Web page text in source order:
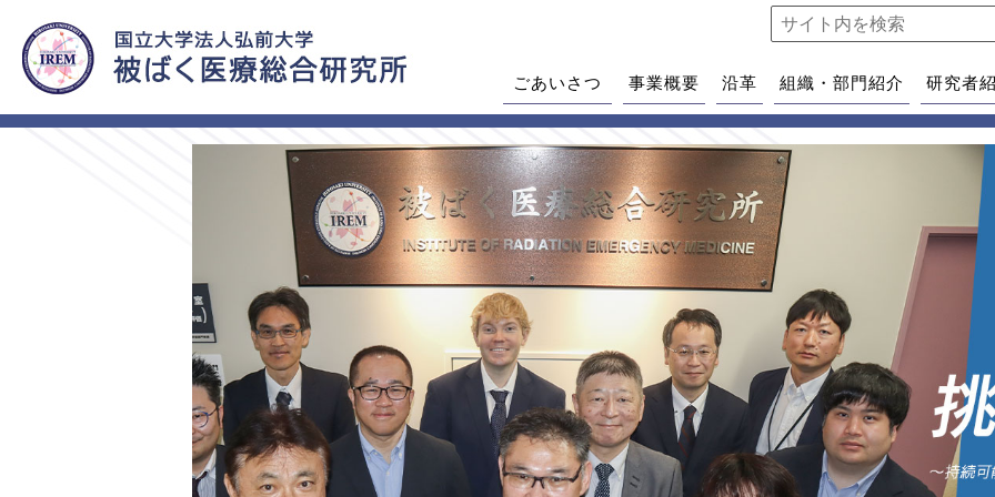
ごあいさつ 事業概要 沿革 組織・部門紹介 研究者